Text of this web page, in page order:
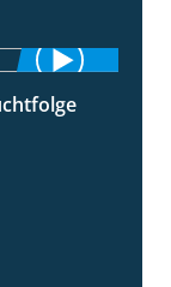
2:31